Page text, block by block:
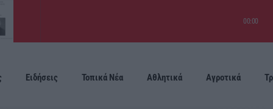
00:00
Ειδήσεις Τοπικά Νέα Αθλητικά Αγροτικά